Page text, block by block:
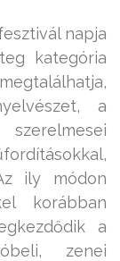
napja
kategória
a
ily módon
korábban
a
zenei